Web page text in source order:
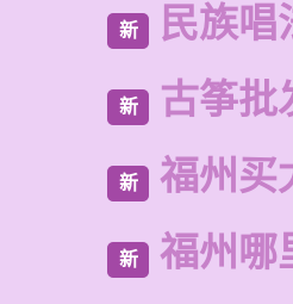
新 民族
新 古筝批
新 福州买
新 福州哪